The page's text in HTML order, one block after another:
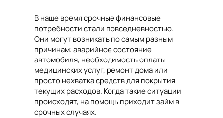
В наше время срочные финансовые
потребности стали повседневностью.
Они могут возникать по самым разным
причинам: аварийное состояние
автомобиля, необходимость оплаты
медицинских услуг, ремонт дома или
просто нехватка средств для покрытия
текущих расходов. Когда такие ситуации
происходят, на помощь приходит займ в
срочных случаях.